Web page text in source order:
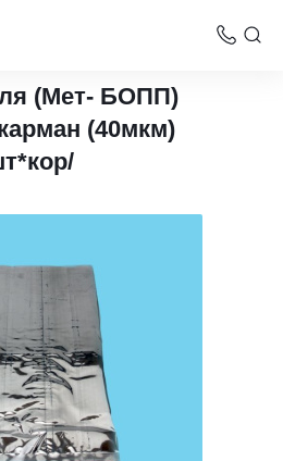
(Мет- БОПП)
(40мкм)